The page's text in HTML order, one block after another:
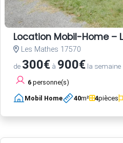
Location Mobil-Home –
Les Mathes 17570
de 300€ à 900€ la semaine
6 personne(s)
Mobil Home 40m² 4pièces